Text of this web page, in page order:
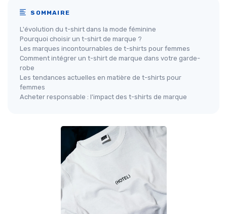
SOMMAIRE
L'évolution du t-shirt dans la mode féminine
Pourquoi choisir un t-shirt de marque ?
Les marques incontournables de t-shirts pour femmes
Comment intégrer un t-shirt de marque dans votre garde-
robe
Les tendances actuelles en matière de t-shirts pour
femmes
Acheter responsable : l'impact des t-shirts de marque